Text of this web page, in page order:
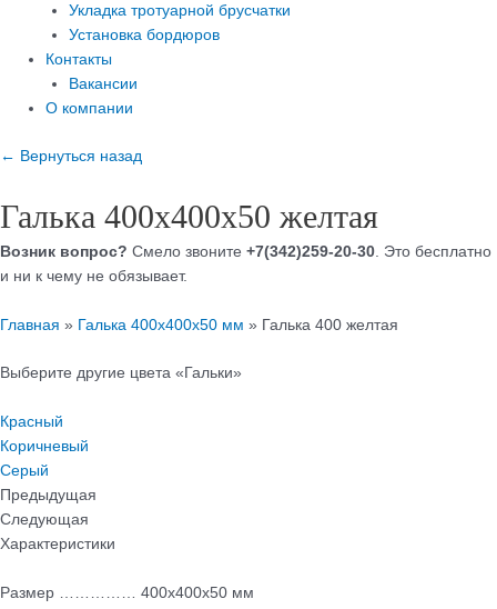
Укладка тротуарной брусчатки
Установка бордюров
Контакты
Вакансии
О компании
← Вернуться назад
Галька 400х400х50 желтая
Возник вопрос? Смело звоните +7(342)259-20-30 . Это бесплатно
и ни к чему не обязывает.
Главная » Галька 400х400х50 мм » Галька 400 желтая
Выберите другие цвета «Гальки»
Красный
Коричневый
Серый
Предыдущая
Следующая
Характеристики
Размер …………… 400х400х50 мм